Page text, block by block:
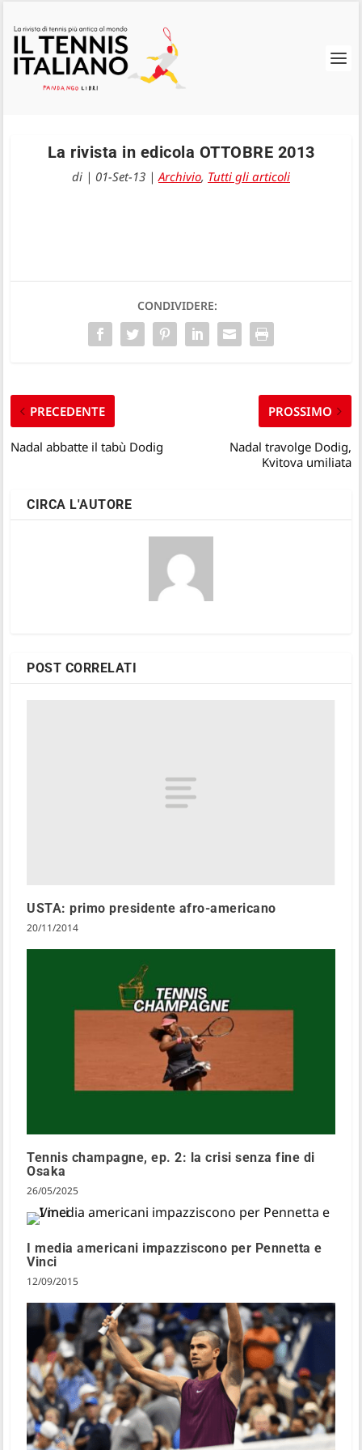
La rivista in edicola OTTOBRE 2013
di | 01-Set-13 |Archivio, Tutti gli articoli
CONDIVIDERE:
PRECEDENTE
Nadal abbatte il tabù Dodig
PROSSIMO
Nadal travolge Dodig,
Kvitova umiliata
CIRCA L'AUTORE
POST CORRELATI
USTA: primo presidente afro-americano
20/11/2014
Tennis champagne, ep. 2: la crisi senza fine di
Osaka
26/05/2025
I media americani impazziscono per Pennetta e
Vinci
12/09/2015